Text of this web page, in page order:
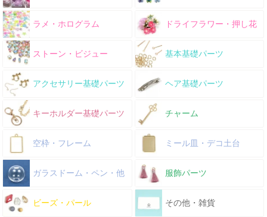
ラメ・ホログラム ドライフラワー・押し花
ストーン・ビジュー 基本基礎パーツ
アクセサリー基礎パーツ ヘア基礎パーツ
キーホルダー基礎パーツ チャーム
空枠・フレーム ミール皿・デコ土台
ガラスドーム・ペン・他 服飾パーツ
ビーズ・パール その他・雑貨